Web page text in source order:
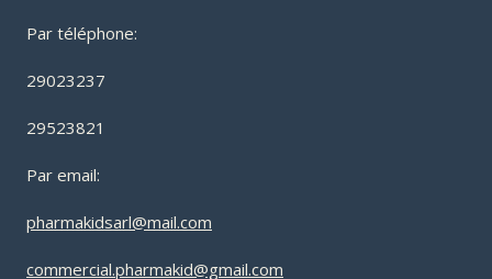
Par téléphone:
29023237
29523821
Par email:
pharmakidsarl@mail.com
commercial.pharmakid@gmail.com